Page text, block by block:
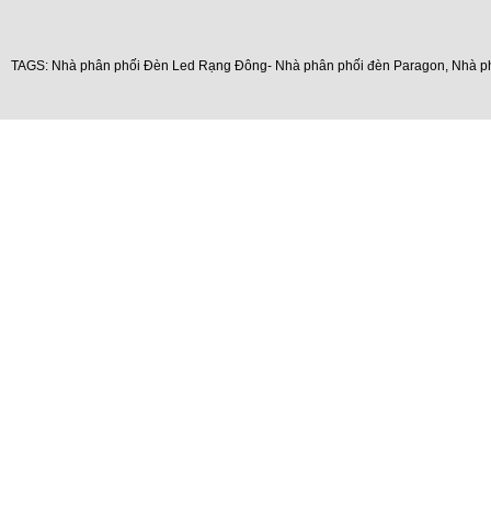
TAGS: Nhà phân phối Đèn Led Rạng Đông- Nhà phân phối đèn Paragon, Nhà